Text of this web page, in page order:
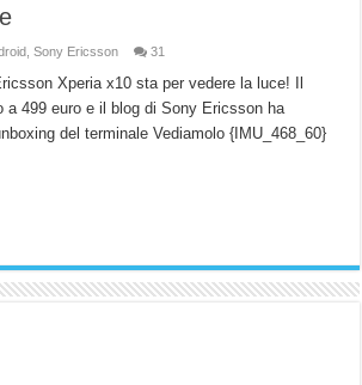
,Sony Ericsson 31
Xperia x10 sta per vedere la luce! Il
a 499 euro e il blog di Sony Ericsson ha
del terminale Vediamolo {IMU_468_60}